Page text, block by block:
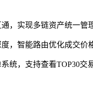
，实现多链资产统一
，智能路由优化成交价
统，支持查看TOP30交